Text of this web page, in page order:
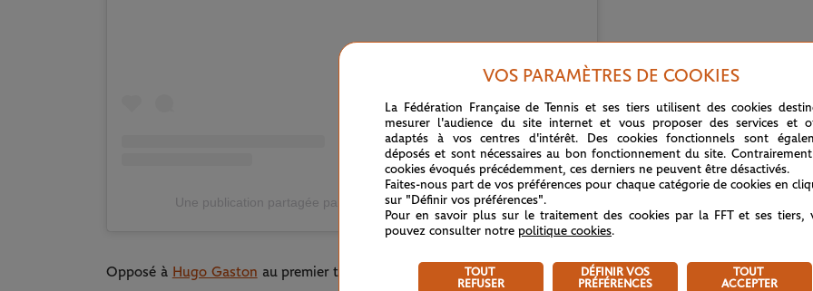
Une publication partagée par Roland-Garros (@rolandgarros)
Opposé à Hugo Gaston au premier tour, celui qui souhaite devenir le 5e joueur de l’histoire à
VOS PARAMÈTRES DE COOKIES
La Fédération Française de Tennis et ses tiers utilisent des cookies
mesurer l'audience du site internet et vous proposer des services et
adaptés à vos centres d'intérêt. Des cookies fonctionnels sont
déposés et sont nécessaires au bon fonctionnement du site.
cookies évoqués précédemment, ces derniers ne peuvent être désactivés.
Faites-nous part de vos préférences pour chaque catégorie de cookies en
sur "Définir vos préférences".
Pour en savoir plus sur le traitement des cookies par la FFT et ses tiers,
pouvez consulter notre politique cookies.
TOUT
REFUSER
DÉFINIR VOS
PRÉFÉRENCES
TOUT
ACCEPTER